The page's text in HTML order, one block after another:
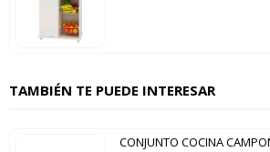
TAMBIÉN TE PUEDE INTERESAR